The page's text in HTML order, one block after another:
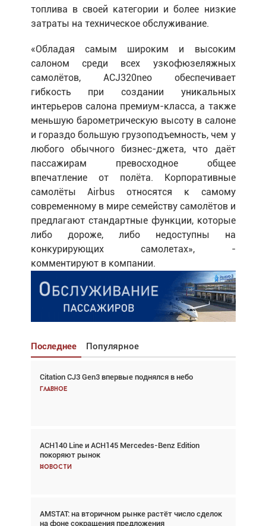
топлива в своей категории и более низкие
затраты на техническое обслуживание.
«Обладая самым широким и высоким
салоном среди всех узкофюзеляжных
самолётов, ACJ320neo обеспечивает
гибкость при создании уникальных
интерьеров салона премиум-класса, а также
меньшую барометрическую высоту в салоне
и гораздо большую грузоподъемность, чем у
любого обычного бизнес-джета, что даёт
пассажирам превосходное общее
впечатление от полёта. Корпоративные
самолёты Airbus относятся к самому
современному в мире семейству самолётов и
предлагают стандартные функции, которые
либо дороже, либо недоступны на
конкурирующих самолетах», -
комментируют в компании.
Последнее Популярное
Citation CJ3 Gen3 впервые поднялся в небо
Главное
ACH140 Line и ACH145 Mercedes-Benz Edition
покоряют рынок
Новости
AMSTAT: на вторичном рынке растёт число сделок
на фоне сокращения предложения
Взгляд с высоты: тандем вертолётов и БПЛА в
спасательных операциях
Авиационный фотограф Дэйв Кох: «Фотография
говорит сама за себя... а ИИ всё портит»
Новости
В городах чемпионата мира наблюдался подъём,
хотя общий трафик снизился